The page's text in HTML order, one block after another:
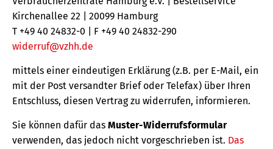
Kirchenallee 22 | 20099 Hamburg
T +49 40 24832-0 | F +49 40 24832-290
widerruf@vzhh.de
mittels einer eindeutigen Erklärung (z.B. per E-Mail, ein
mit der Post versandter Brief oder Telefax) über Ihren
Entschluss, diesen Vertrag zu widerrufen, informieren.
Sie können dafür das Muster-Widerrufsformular
verwenden, das jedoch nicht vorgeschrieben ist. Das